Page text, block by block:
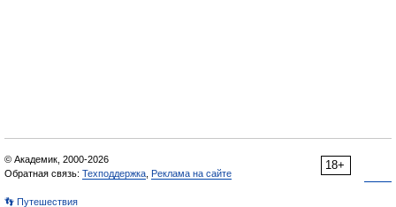
18+
© Академик, 2000-2026
Обратная связь: Техподдержка Реклама на сайте
👣 Путешествия